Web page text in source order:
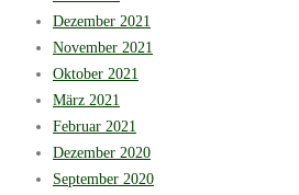
Dezember 2021
November 2021
Oktober 2021
März 2021
Februar 2021
Dezember 2020
September 2020